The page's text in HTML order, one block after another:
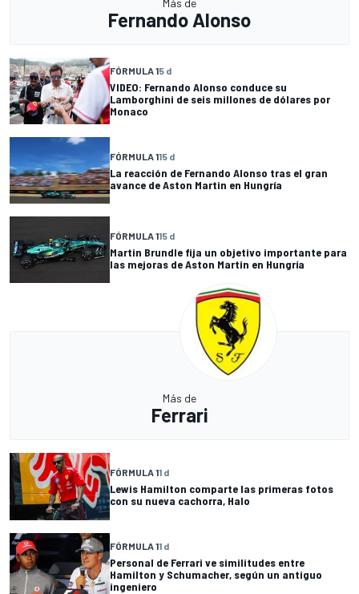
Más de
Fernando Alonso
FÓRMULA 15 d
VIDEO: Fernando Alonso conduce su
Lamborghini de seis millones de dólares por
Monaco
FÓRMULA 115 d
La reacción de Fernando Alonso tras el gran
avance de Aston Martin en Hungría
FÓRMULA 115 d
Martin Brundle fija un objetivo importante para
las mejoras de Aston Martin en Hungría
Más de
Ferrari
FÓRMULA 11 d
Lewis Hamilton comparte las primeras fotos
con su nueva cachorra, Halo
FÓRMULA 11 d
Personal de Ferrari ve similitudes entre
Hamilton y Schumacher, según un antiguo
ingeniero